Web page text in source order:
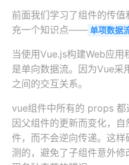
前面我们学习了组件的传
充一个知识点—— 单项数据
当使用Vue.js构建Web应用
是单向数据流。因为Vue采
之间的交互关系。
vue组件中所有的 props 都
因父组件的更新而变化，
件，而不会逆向传递。这
测的，避免了子组件意外